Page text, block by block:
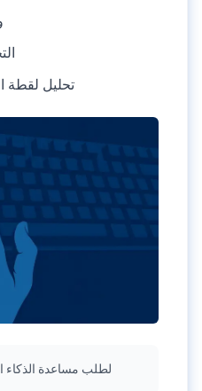
تحليل لقطة
لطلب مساعدة الذكاء